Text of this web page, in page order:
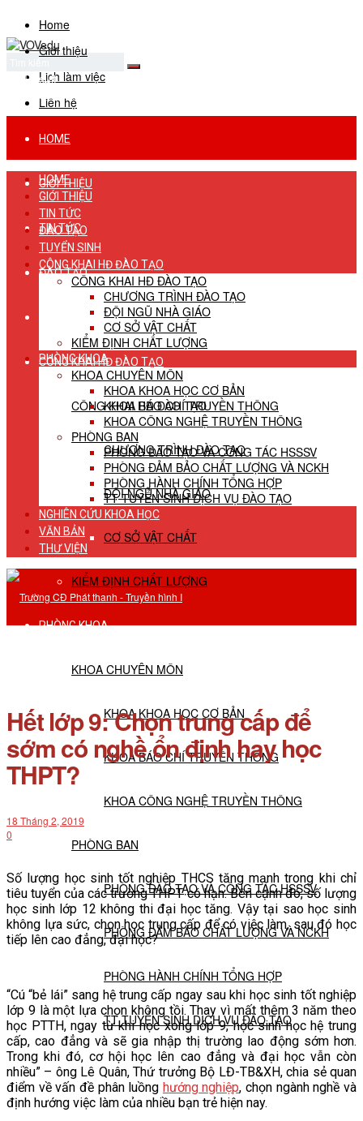
Home
Giới thiệu
Lịch làm việc
Liên hệ
No Result
View All Result
HOME
GIỚI THIỆU
TIN TỨC
ĐÀO TẠO
TUYỂN SINH
CÔNG KHAI HĐ ĐÀO TẠO
CÔNG KHAI HĐ ĐÀO TẠO
CHƯƠNG TRÌNH ĐÀO TẠO
ĐỘI NGŨ NHÀ GIÁO
CƠ SỞ VẬT CHẤT
KIỂM ĐỊNH CHẤT LƯỢNG
PHÒNG KHOA
KHOA CHUYÊN MÔN
KHOA KHOA HỌC CƠ BẢN
KHOA BÁO CHÍ TRUYỀN THÔNG
KHOA CÔNG NGHỆ TRUYỀN THÔNG
PHÒNG BAN
PHÒNG ĐÀO TẠO VÀ CÔNG TÁC HSSSV
PHÒNG ĐẢM BẢO CHẤT LƯỢNG VÀ NCKH
PHÒNG HÀNH CHÍNH TỔNG HỢP
TT TUYỂN SINH DỊCH VỤ ĐÀO TẠO
NGHIÊN CỨU KHOA HỌC
VĂN BẢN
HOME
GIỚI THIỆU
TIN TỨC
ĐÀO TẠO
TUYỂN SINH
CÔNG KHAI HĐ ĐÀO TẠO
CÔNG KHAI HĐ ĐÀO TẠO
CHƯƠNG TRÌNH ĐÀO TẠO
ĐỘI NGŨ NHÀ GIÁO
CƠ SỞ VẬT CHẤT
KIỂM ĐỊNH CHẤT LƯỢNG
PHÒNG KHOA
KHOA CHUYÊN MÔN
KHOA KHOA HỌC CƠ BẢN
KHOA BÁO CHÍ TRUYỀN THÔNG
KHOA CÔNG NGHỆ TRUYỀN THÔNG
PHÒNG BAN
PHÒNG ĐÀO TẠO VÀ CÔNG TÁC HSSSV
PHÒNG ĐẢM BẢO CHẤT LƯỢNG VÀ NCKH
PHÒNG HÀNH CHÍNH TỔNG HỢP
TT TUYỂN SINH DỊCH VỤ ĐÀO TẠO
NGHIÊN CỨU KHOA HỌC
VĂN BẢN
THƯ VIỆN
Hết lớp 9: Chọn trung cấp để
sớm có nghề ổn định hay học
THPT?
18 Tháng 2, 2019
0
Số lượng học sinh tốt nghiệp THCS tăng mạnh trong khi chỉ
tiêu tuyển của các trường THPT có hạn. Bên cạnh đó, số lượng
học sinh lớp 12 không thi đại học tăng. Vậy tại sao học sinh
không lựa sức, chọn học trung cấp để có việc làm, sau đó học
tiếp lên cao đẳng, đại học?
“Cú “bẻ lái” sang hệ trung cấp ngay sau khi học sinh tốt nghiệp
lớp 9 là một lựa chọn không tồi. Thay vì mất thêm 3 năm theo
học PTTH, ngay từ khi học xong lớp 9, học sinh học hệ trung
cấp, cao đẳng và sẽ gia nhập thị trường lao động sớm hơn.
Trong khi đó, cơ hội học lên cao đẳng và đại học vẫn còn
nhiều” – ông Lê Quân, Thứ trưởng Bộ LĐ-TB&XH, chia sẻ quan
điểm về vấn đề phân luồng hướng nghiệp, chọn ngành nghề và
định hướng việc làm của nhiều bạn trẻ hiện nay.